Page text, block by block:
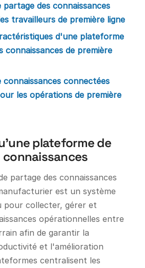
des connaissances
travailleurs de première ligne
d'une plateforme
connaissances de première
connectées
les opérations de première
plateforme de
partage des connaissances
est un système
pour collecter, gérer et
opérationnelles entre
afin de garantir la
et l'amélioration
centralisent les